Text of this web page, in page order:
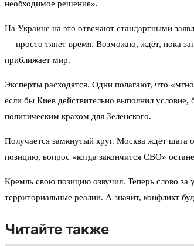
необходимое решение».
На Украине на это отвечают стандартными
— просто тянет время. Возможно, ждёт, пока
приближает мир.
Эксперты расходятся. Одни полагают, что
если бы Киев действительно выполнил условие,
политическим крахом для Зеленского.
Получается замкнутый круг. Москва ждёт шага
позицию, вопрос «когда закончится СВО»
Кремль свою позицию озвучил. Теперь слово
территориальные реалии. А значит, конфликт
Читайте также